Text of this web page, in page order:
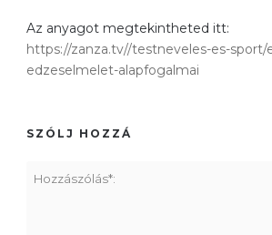
Az anyagot megtekintheted itt:
https://zanza.tv//testneveles-es-
edzeselmelet-alapfogalmai
SZÓLJ HOZZÁ